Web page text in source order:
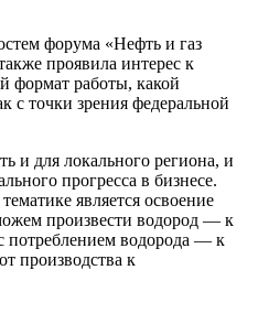
форума «Нефть и газ
проявила интерес к
формат работы, какой
с точки зрения федеральной
и для локального региона, и
прогресса в бизнесе.
является освоение
произвести водород — к
потреблением водорода — к
производства к